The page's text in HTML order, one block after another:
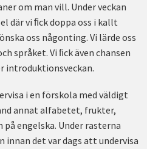
om man vill. Under veckan
där vi ﬁck doppa oss i kallt
oss någonting. Vi lärde oss
språket. Vi ﬁck även chansen
introduktionsveckan.
i en förskola med väldigt
annat alfabetet, frukter,
engelska. Under rasterna
innan det var dags att undervisa